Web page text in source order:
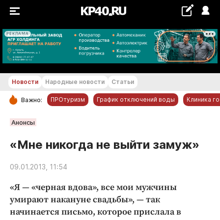
РЕКЛАМА
+11...+12 °С
РУБРИКИ
Новости компаний
Статьи
Авто и транспорт
Благоустройство
Новости Народные новости Статьи
Важно: ПРОтуризм График отключений воды Клиника
Анонсы
«Мне никогда не выйти замуж»
09.01.2013, 11:54
«Я — «черная вдова», все мои мужчины
умирают накануне свадьбы», — так
начинается письмо, которое прислала в